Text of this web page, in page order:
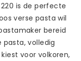
is de perfecte
verse pasta wil
bereid
pasta, volledig
voor volkoren,